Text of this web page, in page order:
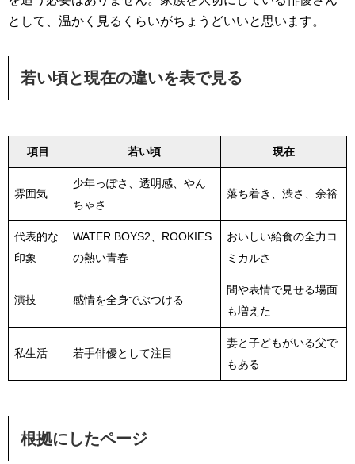
として、温かく見るくらいがちょうどいいと思います。
若い頃と現在の違いを表で見る
項目 若い頃 現在
雰囲気
少年っぽさ、透明感、やん
ちゃさ
落ち着き、渋さ、余裕
代表的な
印象
WATER BOYS2、ROOKIES
の熱い青春
おいしい給食の全力コ
ミカルさ
演技 感情を全身でぶつける
間や表情で見せる場面
も増えた
私生活 若手俳優として注目
妻と子どもがいる父で
もある
根拠にしたページ